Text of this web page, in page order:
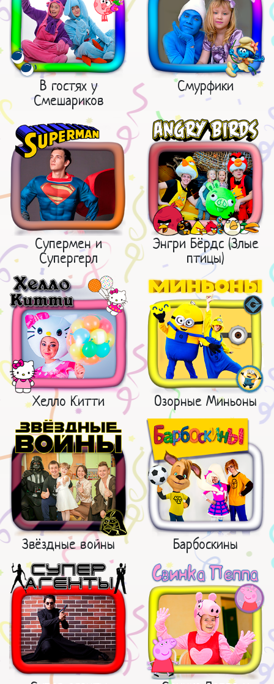
В гостях у
Смешариков
Смурфики
Супермен и
Супергерл
Энгри Бёрдс (Злые
птицы)
Хелло Китти Озорные Миньоны
Звёздные войны Барбоскины